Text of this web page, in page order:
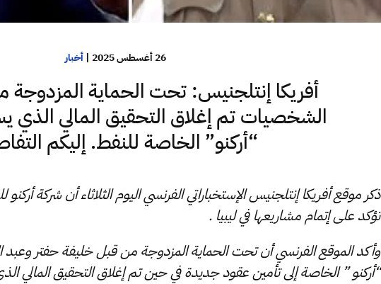
26 أغسطس 2025 |أخبار
أفريكا إنتلجنيس: تحت الحماية
الشخصيات تم إغلاق التحقيق المالي
“أركنو” الخاصة للنفط. إليكم
ذكر موقع أفريكا إنتلجنيس الإستخباراتي الفرنسي اليوم الثلاثاء أن شركة أركنو
تؤكد على إتمام مشاريعها في ليبيا .
وأكد الموقع الفرنسي أن تحت الحماية المزدوجة من قبل خليفة حفتر وعبد
“أركنو ” الخاصة إلى تأمين عقود جديدة في حين تم إغلاق التحقيق المالي